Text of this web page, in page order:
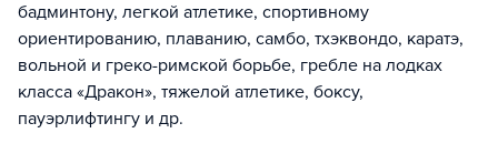
бадминтону, легкой атлетике, спортивному
ориентированию, плаванию, самбо, тхэквондо, каратэ,
вольной и греко-римской борьбе, гребле на лодках
класса «Дракон», тяжелой атлетике, боксу,
пауэрлифтингу и др.